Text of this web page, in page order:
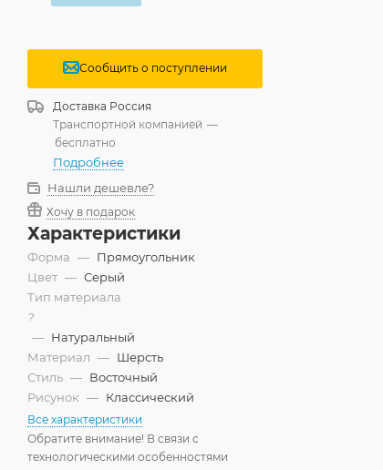
Сообщить о поступлении
Доставка Россия
Транспортной компанией —
бесплатно
Подробнее
Нашли дешевле?
Хочу в подарок
Характеристики
Форма — Прямоугольник
Цвет — Серый
Тип материала
?
— Натуральный
Материал — Шерсть
Стиль — Восточный
Рисунок — Классический
Все характеристики
Обратите внимание! В связи с
технологическими особенностями